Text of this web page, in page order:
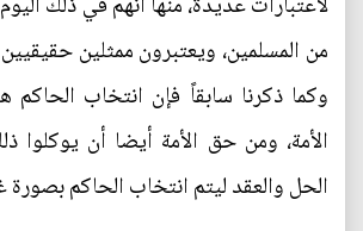
من المسلمين، ويعتبرون ممثلين
وكما ذكرنا سابقاً فإن انتخاب
الأمة، ومن حق الأمة أيضا أن يوكلوا
الحل والعقد ليتم انتخاب الحاكم بصورة